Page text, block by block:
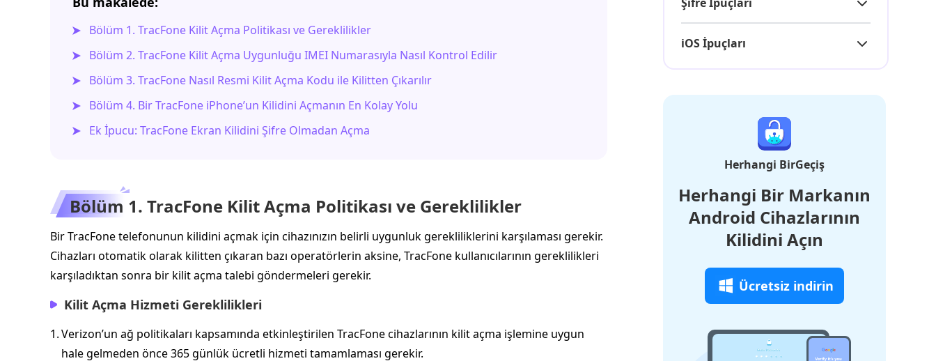
Bölüm 1. TracFone Kilit Açma Politikası ve Gereklilikler
Bölüm 2. TracFone Kilit Açma Uygunluğu IMEI Numarasıyla Nasıl Kontrol Edilir
Bölüm 3. TracFone Nasıl Resmi Kilit Açma Kodu ile Kilitten Çıkarılır
Bölüm 4. Bir TracFone iPhone’un Kilidini Açmanın En Kolay Yolu
Ek İpucu: TracFone Ekran Kilidini Şifre Olmadan Açma
Bölüm 1. TracFone Kilit Açma Politikası ve Gereklilikler
Bir TracFone telefonunun kilidini açmak için cihazınızın belirli uygunluk gerekliliklerini karşılaması gerekir.
Cihazları otomatik olarak kilitten çıkaran bazı operatörlerin aksine, TracFone kullanıcılarının gereklilikleri
karşıladıktan sonra bir kilit açma talebi göndermeleri gerekir.
Kilit Açma Hizmeti Gereklilikleri
1.Verizon’un ağ politikaları kapsamında etkinleştirilen TracFone cihazlarının kilit açma işlemine uygun
hale gelmeden önce 365 günlük ücretli hizmeti tamamlaması gerekir.
iOS İpuçları
Herhangi BirGeçiş
Herhangi Bir Markanın
Android Cihazlarının
Kilidini Açın
Ücretsiz indirin